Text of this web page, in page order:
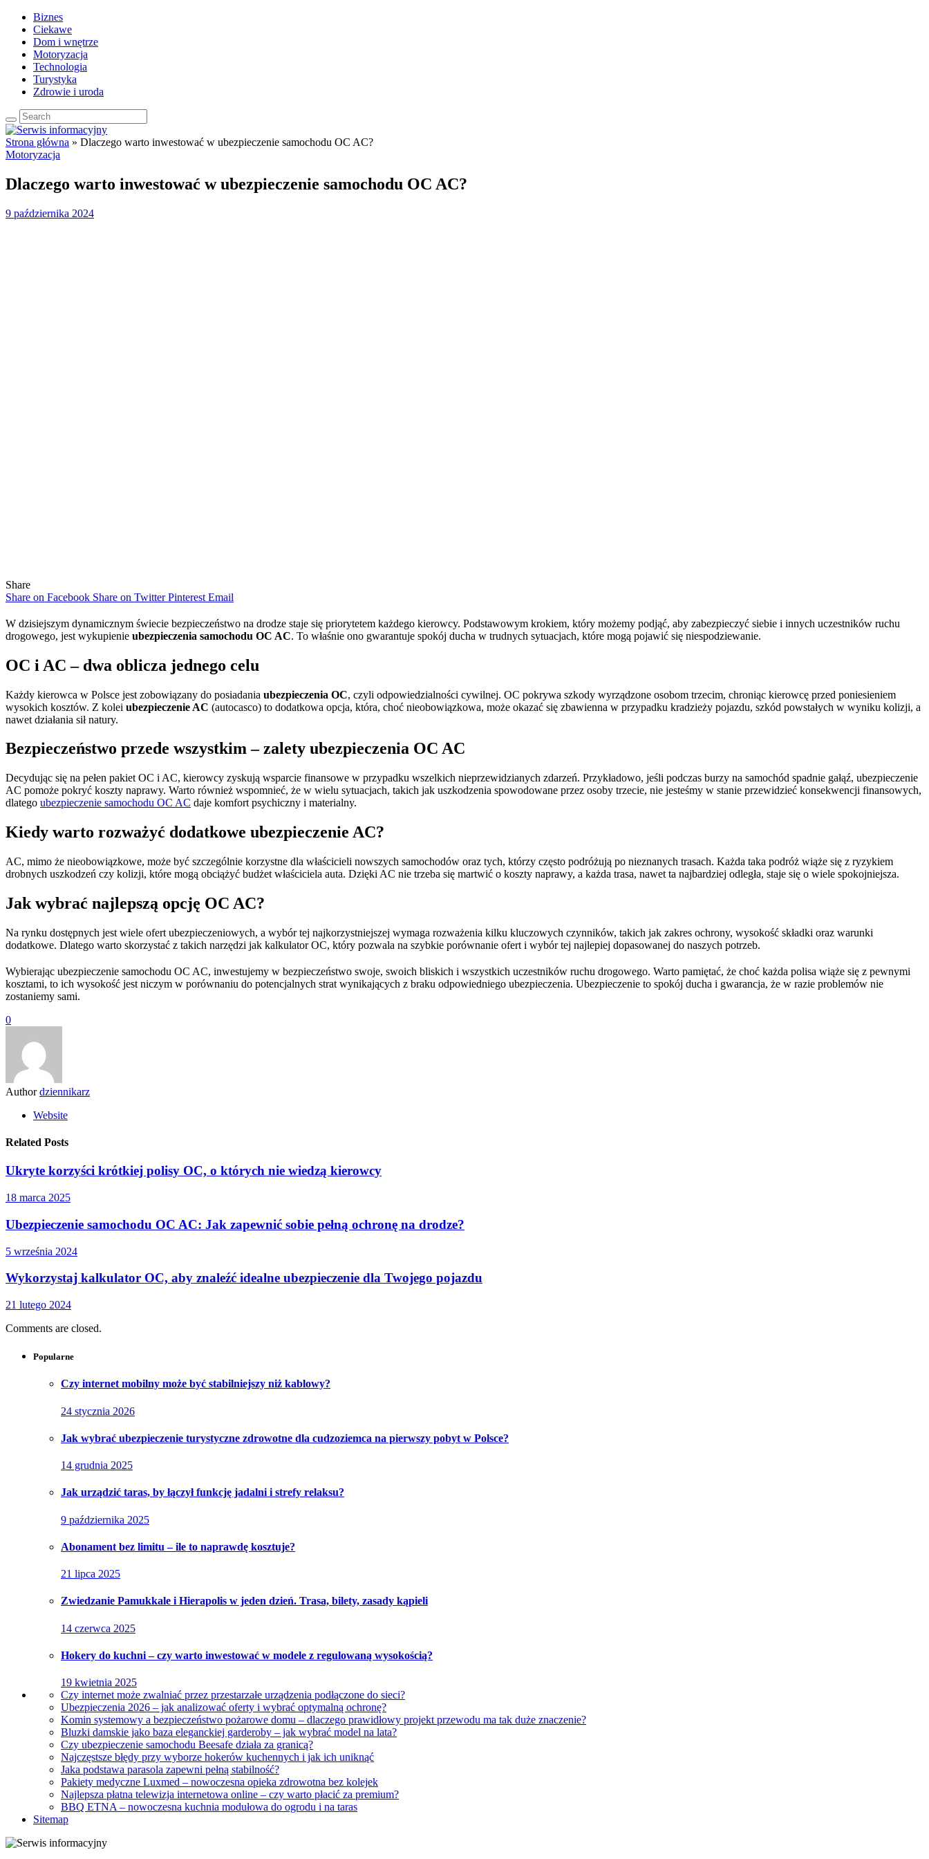
Biznes
Ciekawe
Dom i wnętrze
Motoryzacja
Technologia
Turystyka
Zdrowie i uroda
Strona główna » Dlaczego warto inwestować w ubezpieczenie samochodu OC AC?
Motoryzacja
Dlaczego warto inwestować w ubezpieczenie samochodu OC AC?
9 października 2024
Share
Share on Facebook Share on Twitter Pinterest Email
W dzisiejszym dynamicznym świecie bezpieczeństwo na drodze staje się priorytetem każdego kierowcy. Podstawowym krokiem, który możemy podjąć, aby zabezpieczyć siebie i innych uczestników ruchu
drogowego, jest wykupienie ubezpieczenia samochodu OC AC. To właśnie ono gwarantuje spokój ducha w trudnych sytuacjach, które mogą pojawić się niespodziewanie.
OC i AC – dwa oblicza jednego celu
Każdy kierowca w Polsce jest zobowiązany do posiadania ubezpieczenia OC, czyli odpowiedzialności cywilnej. OC pokrywa szkody wyrządzone osobom trzecim, chroniąc kierowcę przed poniesieniem
wysokich kosztów. Z kolei ubezpieczenie AC (autocasco) to dodatkowa opcja, która, choć nieobowiązkowa, może okazać się zbawienna w przypadku kradzieży pojazdu, szkód powstałych w wyniku kolizji, a
nawet działania sił natury.
Bezpieczeństwo przede wszystkim – zalety ubezpieczenia OC AC
Decydując się na pełen pakiet OC i AC, kierowcy zyskują wsparcie finansowe w przypadku wszelkich nieprzewidzianych zdarzeń. Przykładowo, jeśli podczas burzy na samochód spadnie gałąź, ubezpieczenie
AC pomoże pokryć koszty naprawy. Warto również wspomnieć, że w wielu sytuacjach, takich jak uszkodzenia spowodowane przez osoby trzecie, nie jesteśmy w stanie przewidzieć konsekwencji finansowych,
dlatego ubezpieczenie samochodu OC AC daje komfort psychiczny i materialny.
Kiedy warto rozważyć dodatkowe ubezpieczenie AC?
AC, mimo że nieobowiązkowe, może być szczególnie korzystne dla właścicieli nowszych samochodów oraz tych, którzy często podróżują po nieznanych trasach. Każda taka podróż wiąże się z ryzykiem
drobnych uszkodzeń czy kolizji, które mogą obciążyć budżet właściciela auta. Dzięki AC nie trzeba się martwić o koszty naprawy, a każda trasa, nawet ta najbardziej odległa, staje się o wiele spokojniejsza.
Jak wybrać najlepszą opcję OC AC?
Na rynku dostępnych jest wiele ofert ubezpieczeniowych, a wybór tej najkorzystniejszej wymaga rozważenia kilku kluczowych czynników, takich jak zakres ochrony, wysokość składki oraz warunki
dodatkowe. Dlatego warto skorzystać z takich narzędzi jak kalkulator OC, który pozwala na szybkie porównanie ofert i wybór tej najlepiej dopasowanej do naszych potrzeb.
Wybierając ubezpieczenie samochodu OC AC, inwestujemy w bezpieczeństwo swoje, swoich bliskich i wszystkich uczestników ruchu drogowego. Warto pamiętać, że choć każda polisa wiąże się z pewnymi
kosztami, to ich wysokość jest niczym w porównaniu do potencjalnych strat wynikających z braku odpowiedniego ubezpieczenia. Ubezpieczenie to spokój ducha i gwarancja, że w razie problemów nie
zostaniemy sami.
0
Author dziennikarz
Website
Related Posts
Ukryte korzyści krótkiej polisy OC, o których nie wiedzą kierowcy
18 marca 2025
Ubezpieczenie samochodu OC AC: Jak zapewnić sobie pełną ochronę na drodze?
5 września 2024
Wykorzystaj kalkulator OC, aby znaleźć idealne ubezpieczenie dla Twojego pojazdu
21 lutego 2024
Comments are closed.
Popularne
Czy internet mobilny może być stabilniejszy niż kablowy?
24 stycznia 2026
Jak wybrać ubezpieczenie turystyczne zdrowotne dla cudzoziemca na pierwszy pobyt w Polsce?
14 grudnia 2025
Jak urządzić taras, by łączył funkcję jadalni i strefy relaksu?
9 października 2025
Abonament bez limitu – ile to naprawdę kosztuje?
21 lipca 2025
Zwiedzanie Pamukkale i Hierapolis w jeden dzień. Trasa, bilety, zasady kąpieli
14 czerwca 2025
Hokery do kuchni – czy warto inwestować w modele z regulowaną wysokością?
19 kwietnia 2025
Czy internet może zwalniać przez przestarzałe urządzenia podłączone do sieci?
Ubezpieczenia 2026 – jak analizować oferty i wybrać optymalną ochronę?
Komin systemowy a bezpieczeństwo pożarowe domu – dlaczego prawidłowy projekt przewodu ma tak duże znaczenie?
Bluzki damskie jako baza eleganckiej garderoby – jak wybrać model na lata?
Czy ubezpieczenie samochodu Beesafe działa za granicą?
Najczęstsze błędy przy wyborze hokerów kuchennych i jak ich uniknąć
Jaka podstawa parasola zapewni pełną stabilność?
Pakiety medyczne Luxmed – nowoczesna opieka zdrowotna bez kolejek
Najlepsza płatna telewizja internetowa online – czy warto płacić za premium?
BBQ ETNA – nowoczesna kuchnia modułowa do ogrodu i na taras
Sitemap